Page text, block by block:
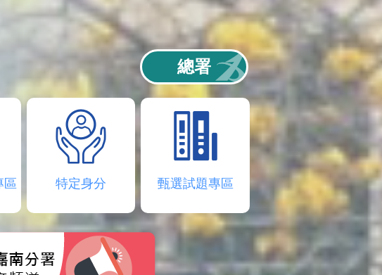
總署
區 特定身分 甄選試題專區